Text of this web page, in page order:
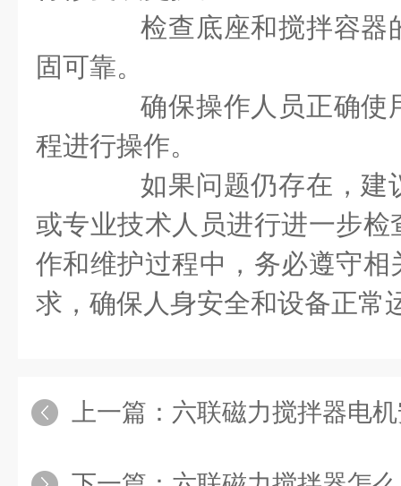
检查底座和搅拌容器
固可靠。
确保操作人员正确使
程进行操作。
如果问题仍存在，建
或专业技术人员进行进一步
作和维护过程中，务必遵守
求，确保人身安全和设备正常
上一篇： 六联磁力搅拌器电